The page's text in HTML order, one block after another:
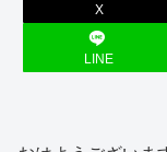
X
LINE